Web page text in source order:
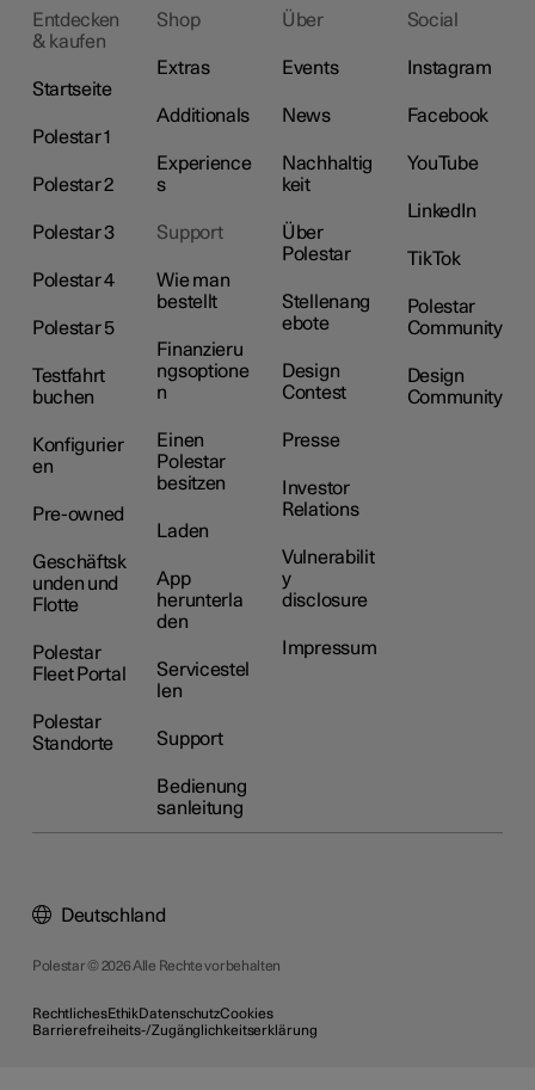
Entdecken
& kaufen
Startseite
Polestar 1
Polestar 2
Polestar 3
Polestar 4
Polestar 5
Testfahrt
buchen
Konfigurier
en
Pre-owned
Geschäftsk
unden und
Flotte
Polestar
Fleet Portal
Polestar
Standorte
Shop
Extras
Additionals
Experience
s
Support
Wie man
bestellt
Finanzieru
ngsoptione
n
Einen
Polestar
besitzen
Laden
App
herunterla
den
Servicestel
len
Support
Bedienung
sanleitung
Über
Events
News
Nachhaltig
keit
Über
Polestar
Stellenang
ebote
Design
Contest
Presse
Investor
Relations
Vulnerabilit
y
disclosure
Impressum
Social
Instagram
Facebook
YouTube
LinkedIn
TikTok
Polestar
Community
Design
Community
Polestar © 2026 Alle Rechte vorbehalten
RechtlichesEthikDatenschutzCookies
Barrierefreiheits-/Zugänglichkeitserklärung
Deutschland